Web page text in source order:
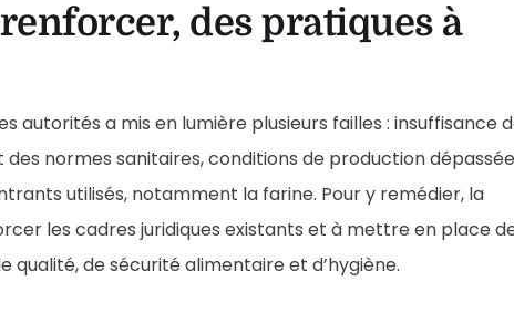
des pratiques à
autorités a mis en lumière plusieurs failles : insuffisance
normes sanitaires, conditions de production
utilisés, notamment la farine. Pour y remédier, la
les cadres juridiques existants et à mettre en place
de sécurité alimentaire et d’hygiène.